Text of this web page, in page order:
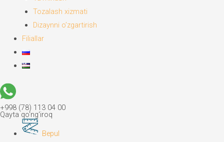
Tozalash xizmati
Dizaynni o’zgartirish
Filiallar
+998 (78) 113 04 00
Qayta qo‘ng‘iroq
Bepul